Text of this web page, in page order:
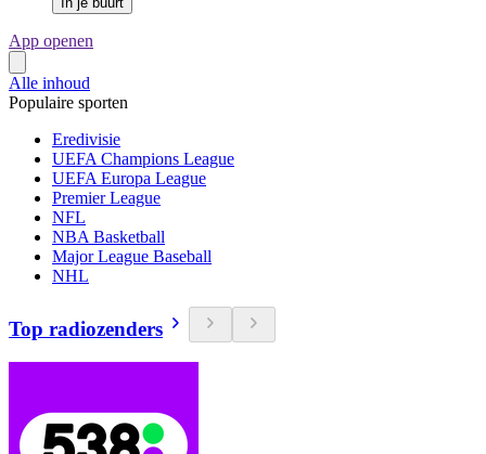
App openen
Alle inhoud
Populaire sporten
Eredivisie
UEFA Champions League
UEFA Europa League
Premier League
NFL
NBA Basketball
Major League Baseball
NHL
Top radiozenders